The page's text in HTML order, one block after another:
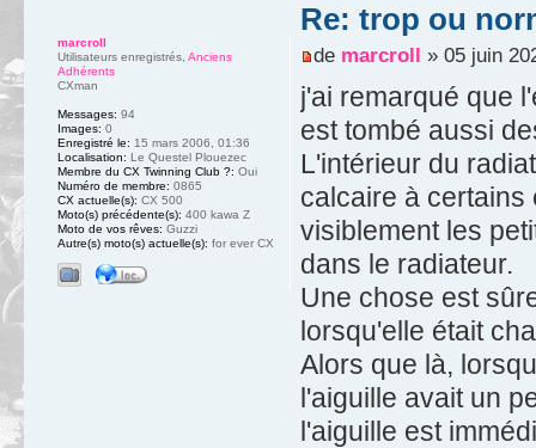
Re: trop ou
de marcroll » 05 juin
j'ai remarqué que
est tombé aussi
L'intérieur du
calcaire à certains
visiblement les
dans le radiateur.
Une chose est
lorsqu'elle était
Alors que là,
l'aiguille avait un
l'aiguille est
marcroll
Utilisateurs enregistrés Anciens
Adhérents
CXman
Messages: 94
Images: 0
Enregistré le: 15 mars 2006, 01:36
Localisation: Le Questel Plouezec
Membre du CX Twinning Club ?: Oui
Numéro de membre: 0865
CX actuelle(s): CX 500
Moto(s) précédente(s): 400 kawa Z
Moto de vos rêves: Guzzi
Autre(s) moto(s) actuelle(s): for ever CX